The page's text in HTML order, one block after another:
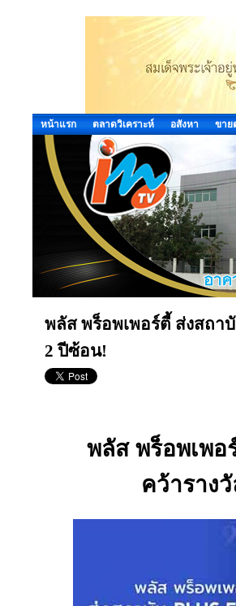
หน้าแรก ตลาดวิเคราะห์ อสังหา ขาย
พลัส พร็อพเพอร์ตี้ ส่งสถา
2 ปีซ้อน!
พลัส พร็อพเพอ
คว้าราง